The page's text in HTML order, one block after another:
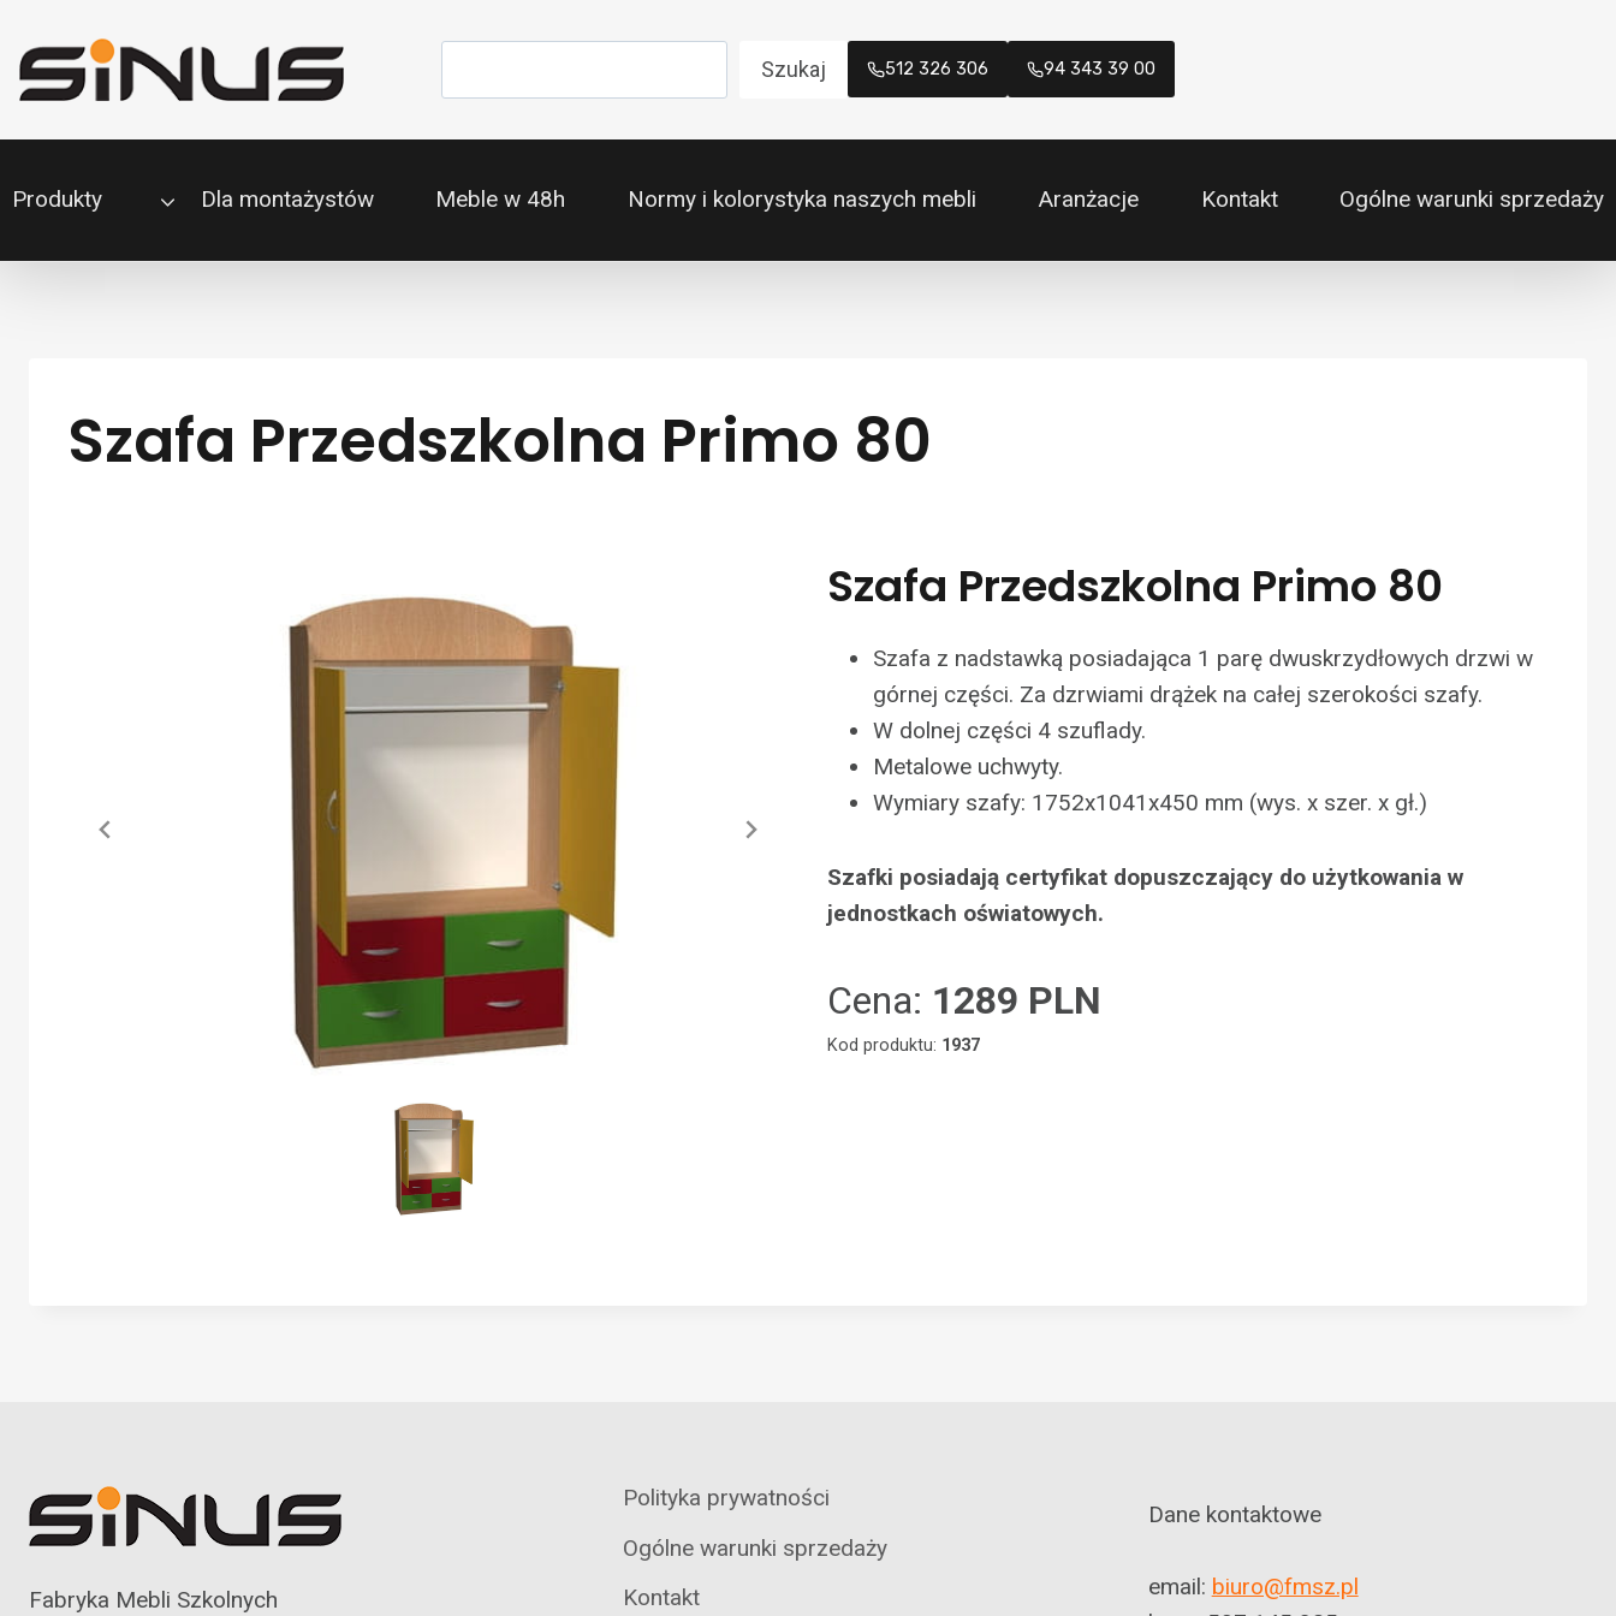
do
treści
Szukaj 512 326 306 94 343 39 00
Produkty Dla montażystów Meble w 48h Normy i kolorystyka naszych mebli Aranżacje Kontakt Ogólne warunki sprzedaży
Szafa Przedszkolna Primo 80
Szafa Przedszkolna Primo 80
Szafa z nadstawką posiadająca 1 parę dwuskrzydłowych drzwi w
górnej części. Za dzrwiami drążek na całej szerokości szafy.
W dolnej części 4 szuflady.
Metalowe uchwyty.
Wymiary szafy: 1752x1041x450 mm (wys. x szer. x gł.)
Szafki posiadają certyfikat dopuszczający do użytkowania w
jednostkach oświatowych.
Cena: 1289 PLN
Kod produktu: 1937
Fabryka Mebli Szkolnych
Polityka prywatności
Ogólne warunki sprzedaży
Kontakt
Dane kontaktowe
email: biuro@fmsz.pl